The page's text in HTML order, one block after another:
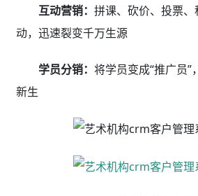
互动营销： 拼课、砍价、投票
动，迅速裂变千万生源
学员分销： 将学员变成“推广员
新生